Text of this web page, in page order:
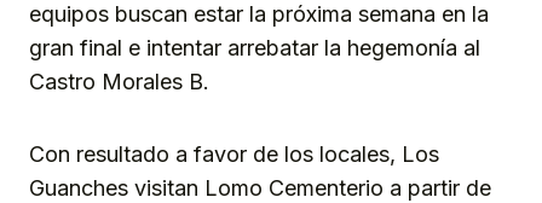
equipos buscan estar la próxima semana en la
gran final e intentar arrebatar la hegemonía al
Castro Morales B.
Con resultado a favor de los locales, Los
Guanches visitan Lomo Cementerio a partir de